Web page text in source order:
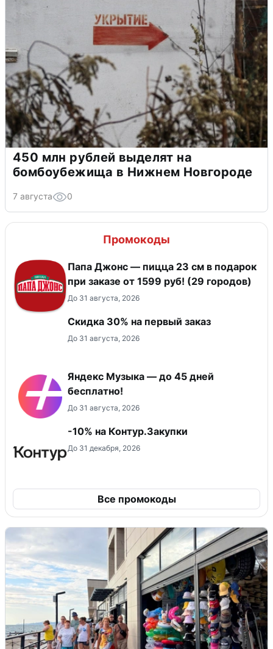
450 млн рублей выделят на
бомбоубежища в Нижнем Новгороде
7 августа 0
Промокоды
Папа Джонс — пицца 23 см в подарок
при заказе от 1599 руб! (29 городов)
До 31 августа, 2026
Скидка 30% на первый заказ
До 31 августа, 2026
Яндекс Музыка — до 45 дней
бесплатно!
До 31 августа, 2026
-10% на Контур.Закупки
До 31 декабря, 2026
Все промокоды